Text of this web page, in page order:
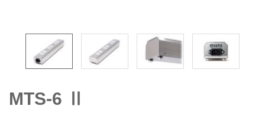
MTS-6 Ⅱ